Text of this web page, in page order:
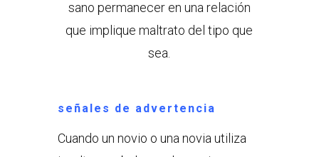
sano permanecer en una relación
que implique maltrato del tipo que
sea.
señales de advertencia
Cuando un novio o una novia utiliza